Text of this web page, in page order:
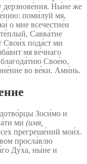
дерзнове́ния. Ны́не же
поми́луй мя,
о мне всечестне́и
Савва́тие
Свои́х пода́ст ми
мя ве́чнаго
Свое́ю,
во ве́ки. Ами́нь.
Зоси́мо и
ми (имя,
прегреше́ний мои́х.
просла́влю
Ду́ха, ны́не и